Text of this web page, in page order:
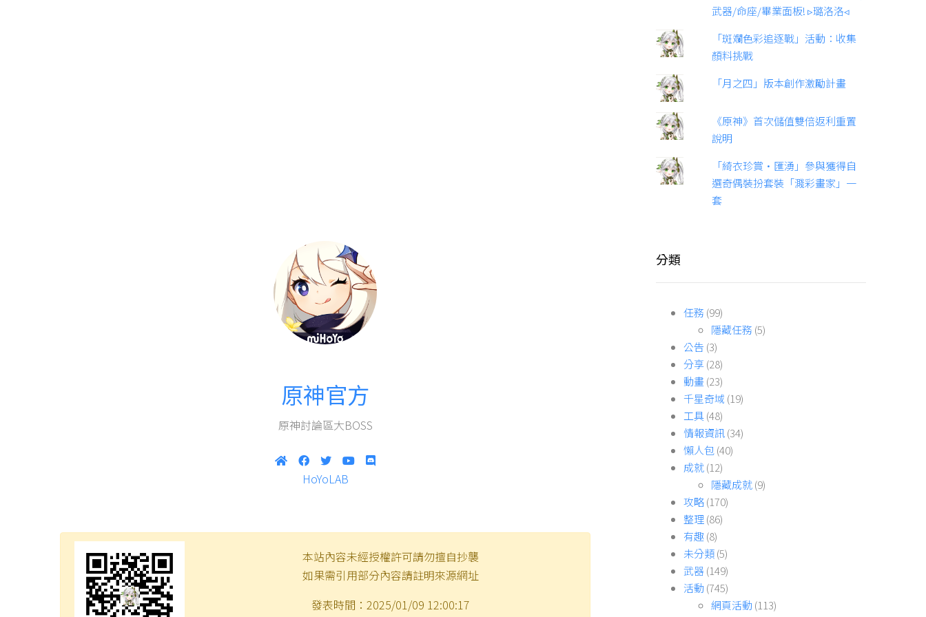
原神官方
原神討論區大BOSS
HoYoLAB
本站內容未經授權許可請勿擅自抄襲
如果需引用部分內容請註明來源網址
發表時間：2025/01/09 12:00:17
武器/命座/畢業面板! ▹璐洛洛◃
「斑斕色彩追逐戰」活動：收集
顏料挑戰
「月之四」版本創作激勵計畫
《原神》首次儲值雙倍返利重置
說明
「綺衣珍賞·匯湧」參與獲得自
選奇偶裝扮套裝「濺彩畫家」一
套
分類
任務 (99)
隱藏任務 (5)
公告 (3)
分享(28)
動畫(23)
千星奇域 (19)
工具(48)
情報資訊(34)
懶人包(40)
成就(12)
隱藏成就(9)
攻略(170)
整理(86)
有趣(8)
未分類(5)
武器(149)
活動 (745)
網頁活動 (113)